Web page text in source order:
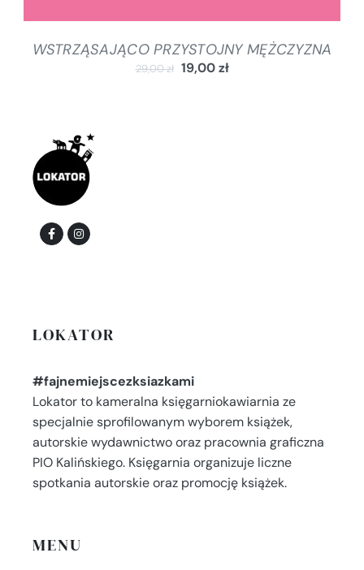
WSTRZĄSAJĄCO PRZYSTOJNY MĘŻCZYZNA
29,00zł 19,00zł
LOKATOR
#fajnemiejscezksiazkami
Lokator to kameralna księgarniokawiarnia ze
specjalnie sprofilowanym wyborem książek,
autorskie wydawnictwo oraz pracownia graficzna
PIO Kalińskiego. Księgarnia organizuje liczne
spotkania autorskie oraz promocję książek.
MENU